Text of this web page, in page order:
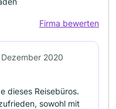
Firma bewerten
Dezember 2020
dieses Reisebüros.
sowohl mit